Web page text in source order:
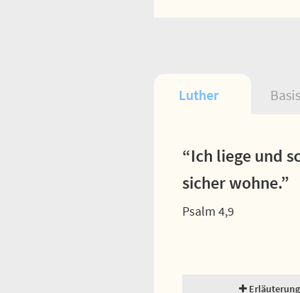
Luther
“Ich liege und
sicher wohne.”
Psalm 4,9
Erläuterung